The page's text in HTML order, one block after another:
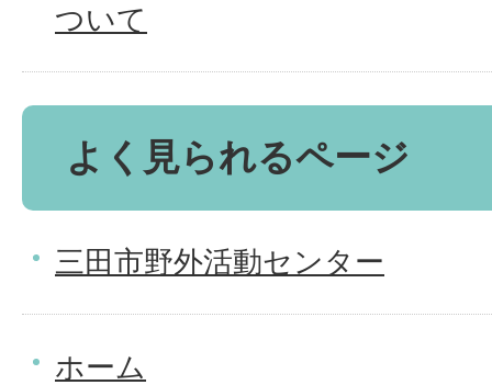
ついて
よく見られるページ
三田市野外活動センター
ホーム